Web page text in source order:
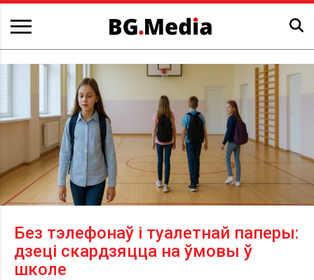
Без тэлефонаў і туалетнай паперы:
дзеці скардзяцца на ўмовы ў
школе